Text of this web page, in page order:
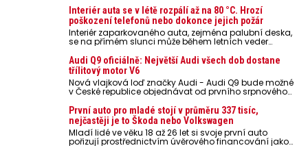
Interiér auta se v létě rozpálí až na 80 °C. Hrozí
poškození telefonů nebo dokonce jejich požár
Interiér zaparkovaného auta, zejména palubní deska,
se na přímém slunci může během letních veder
nebezpečí pro odložené mobilní telefony, powerbanky
nebo notebooky. Můžou urychlit stárnutí baterií,
poškodit elektroniku a ve výjimečných případech i
zvýšit riziko požáru.
Audi Q9 oficiálně: Největší Audi všech dob dostane
třílitový motor V6
Nová vlajková loď značky Audi - Audi Q9 bude možné
v České republice objednávat od prvního srpnového
První auto pro mladé stojí v průměru 337 tisíc,
nejčastěji je to Škoda nebo Volkswagen
Mladí lidé ve věku 18 až 26 let si svoje první auto
pořizují prostřednictvím úvěrového financování jako